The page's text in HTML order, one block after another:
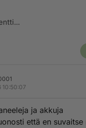
ja akkuja
että en suvaitse